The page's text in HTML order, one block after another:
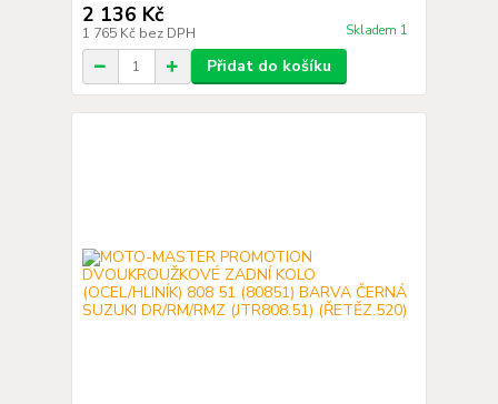
2 136 Kč
1 765 Kč bez DPH Skladem 1
Přidat do košíku